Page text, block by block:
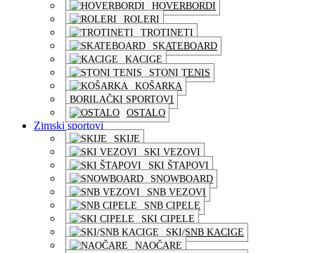
HOVERBORDI
ROLERI
TROTINETI
SKATEBOARD
KACIGE
STONI TENIS
KOŠARKA
BORILAČKI SPORTOVI
OSTALO
Zimski sportovi
SKIJE
SKI VEZOVI
SKI ŠTAPOVI
SNOWBOARD
SNB VEZOVI
SNB CIPELE
SKI CIPELE
SKI/SNB KACIGE
NAOČARE